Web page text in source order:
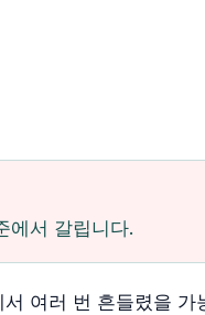
에서 갈립니다.
여러 번 흔들렸을